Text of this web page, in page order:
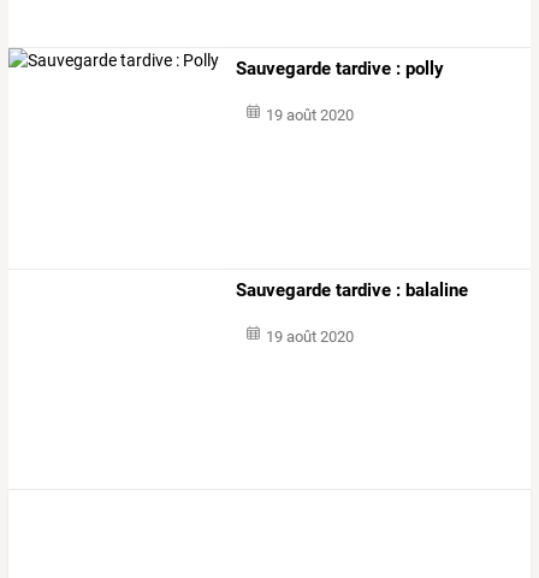
Sauvegarde tardive : polly
19 août 2020
Sauvegarde tardive : balaline
19 août 2020